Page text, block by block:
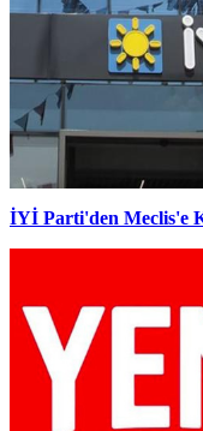
İYİ Parti'den Meclis'e